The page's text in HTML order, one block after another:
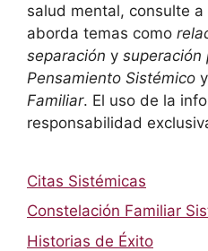
salud mental, consulte
aborda temas como
separación y superación
Pensamiento Sistémico
Familiar. El uso de la
responsabilidad
Citas Sistémicas
Constelación Familiar
Historias de Éxito